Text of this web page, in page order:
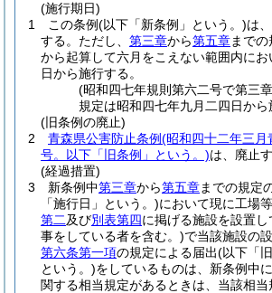
(施行期日)
1
この条例(以下「新条例」という。)は
する。 ただし、 第三章から第五章まで
から起算して六月をこえない範囲内に
日から施行する。
(昭和四七年規則第六二号で第三
規定は昭和四七年九月二四日から
(旧条例の廃止)
2
青森県公害防止条例(昭和四十二年三月
号。以下「旧条例」という。)は、廃止す
(経過措置)
3
新条例中第三章から第五章までの規定
「施行日」という。)において現に工場
第二及び別表第四に掲げる施設を設置し
事をしている者を含む。)で当該施設の
第六条第一項の規定による届出(以下「
という。)をしているものは、新条例中
関する相当規定があるときは、当該相